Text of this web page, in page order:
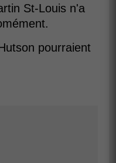
St-Louis n'a
pourraient